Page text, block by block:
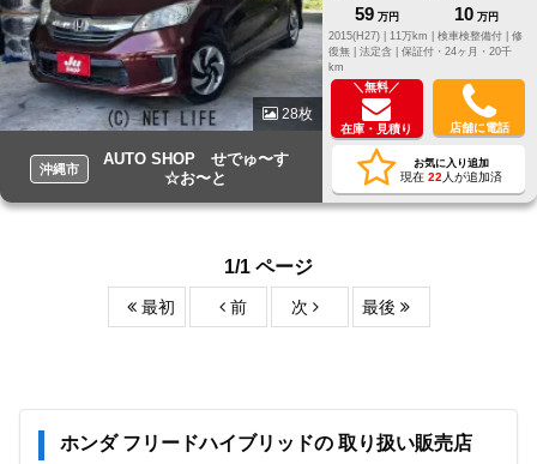
28枚
沖縄市
AUTO SHOP せでゅ〜す
☆お〜と
59 万円 10 万円
2015(H27) |
11万km | 検車検整備付 | 修
復無 | 法定含 | 保証付・24ヶ月・20千
km
＼無料／
在庫・見積り 店舗に電話
お気に入り追加
現在 22 人が追加済
1/1 ページ
最初 前 次 最後
ホンダ フリードハイブリッドの 取り扱い販売店